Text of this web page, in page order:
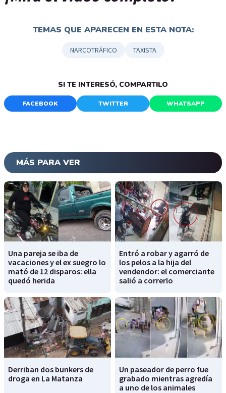
TEMAS QUE APARECEN EN ESTA NOTA:
NARCOTRÁFICO TAXISTA
SI TE INTERESÓ, COMPARTILO
FACEBOOK TWITTER WHATSAPP
MÁS PARA VER
Una pareja se iba de
vacaciones y el ex suegro lo
mató de 12 disparos: ella
quedó herida
Entró a robar y agarró de
los pelos a la hija del
vendendor: el comerciante
salió a correrlo
Derriban dos bunkers de
droga en La Matanza
Un paseador de perro fue
grabado mientras agredía
a uno de los animales